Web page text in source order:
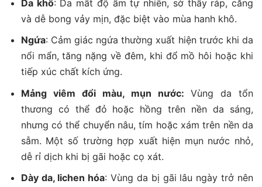
Da khô: Da mất độ ẩm tự nhiên, sờ thấy ráp, căng
và dễ bong vảy mịn, đặc biệt vào mùa hanh khô.
Ngứa: Cảm giác ngứa thường xuất hiện trước khi da
nổi mẩn, tăng nặng về đêm, khi đổ mồ hôi hoặc khi
tiếp xúc chất kích ứng.
Mảng viêm đổi màu, mụn nước: Vùng da tổn
thương có thể đỏ hoặc hồng trên nền da sáng,
nhưng có thể chuyển nâu, tím hoặc xám trên nền da
sẫm. Một số trường hợp xuất hiện mụn nước nhỏ,
dễ rỉ dịch khi bị gãi hoặc cọ xát.
Dày da, lichen hóa: Vùng da bị gãi lâu ngày trở nên